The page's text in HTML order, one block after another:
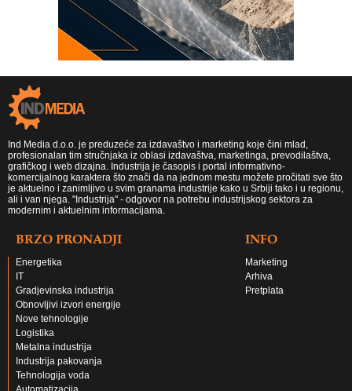
Ind Media d.o.o. je preduzeće za izdavaštvo i marketing koje čini mlad,
profesionalan tim stručnjaka iz oblasi izdavaštva, marketinga, prevodilaštva,
grafičkog i web dizajna. Industrija je časopis i portal informativno-
komercijalnog karaktera što znači da na jednom mestu možete pročitati sve što
je aktuelno i zanimljivo u svim granama industrije kako u Srbiji tako i u regionu,
ali i van njega. "Industrija" - odgovor na potrebu industrijskog sektora za
modernim i aktuelnim informacijama.
BRZO PRONADJI
Energetika
IT
Gradjevinska industrija
Obnovljivi izvori energije
Nove tehnologije
Logistika
Metalna industrija
Industrija pakovanja
Tehnologija voda
INFO
Marketing
Arhiva
Pretplata